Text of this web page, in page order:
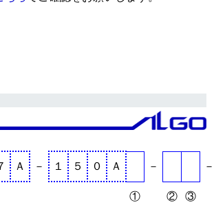
Ａ － １ ５ ０ Ａ －
① ② ③